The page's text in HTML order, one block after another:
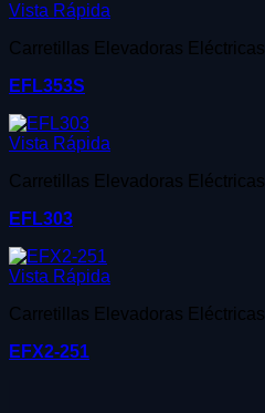
Vista Rápida
Carretillas Elevadoras Eléctricas
EFL353S
Vista Rápida
Carretillas Elevadoras Eléctricas
EFL303
Vista Rápida
Carretillas Elevadoras Eléctricas
EFX2-251